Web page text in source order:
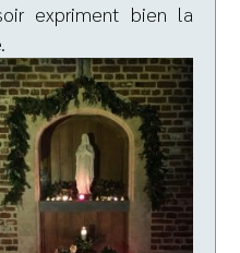
expriment bien la